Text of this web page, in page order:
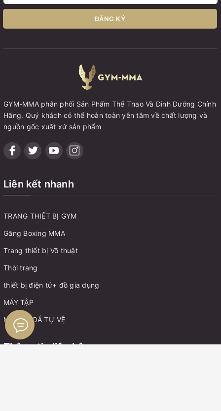
ĐĂNG KÝ
GYM-MMA phân phối Sản Phẩm Thể Thao Và Dinh Dưỡng Chính
Hãng. Quý khách có thể hoàn toàn yên tâm về chất lượng và
nguồn gốc xuất xứ sản phẩm
Liên kết nhanh
TRANG THIẾT BỊ GYM
Găng Boxing MMA
Trang thiết bị Võ thuật
Thời trang
thiết bị điện tử+ đồ gia dụng
MÁY TẬP
MÓC KHOÁ TỰ VỆ
Thông tin liên hệ